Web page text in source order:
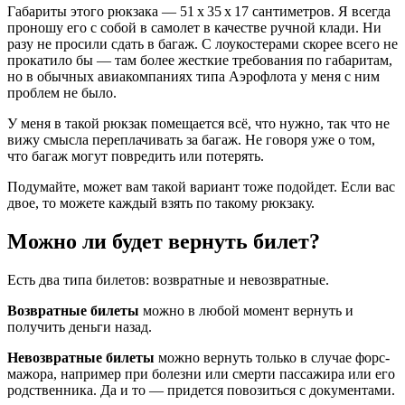
Габариты этого рюкзака — 51 x 35 x 17 сантиметров. Я всегда
проношу его с собой в самолет в качестве ручной клади. Ни
разу не просили сдать в багаж. С лоукостерами скорее всего не
прокатило бы — там более жесткие требования по габаритам,
но в обычных авиакомпаниях типа Аэрофлота у меня с ним
проблем не было.
У меня в такой рюкзак помещается всё, что нужно, так что не
вижу смысла переплачивать за багаж. Не говоря уже о том,
что багаж могут повредить или потерять.
Подумайте, может вам такой вариант тоже подойдет. Если вас
двое, то можете каждый взять по такому рюкзаку.
Можно ли будет вернуть билет?
Есть два типа билетов: возвратные и невозвратные.
Возвратные билеты можно в любой момент вернуть и
получить деньги назад.
Невозвратные билеты можно вернуть только в случае форс-
мажора, например при болезни или смерти пассажира или его
родственника. Да и то — придется повозиться с документами.